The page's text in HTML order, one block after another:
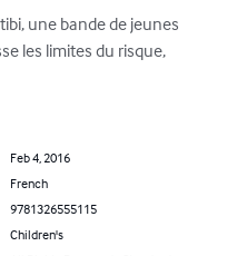
une bande de jeunes
les limites du risque,
Feb 4, 2016
French
9781326555115
Children's